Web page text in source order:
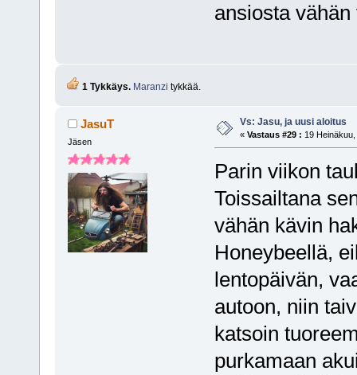
ansiosta
1 Tykkäys. Maranzi tykkää.
JasuT
Jäsen
Vs: Jasu, ja uusi aloitus
« Vastaus #29 : 19
Parin viikon
Toissailtana
vähän kävin
Honeybeellä,
lentopäivän,
autoon, niin
katsoin
purkamaan